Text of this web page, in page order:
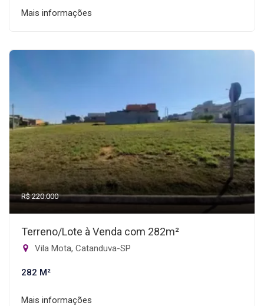
Mais informações
R$ 220.000
Terreno/Lote à Venda com 282m²
Vila Mota, Catanduva-SP
282 M²
Mais informações